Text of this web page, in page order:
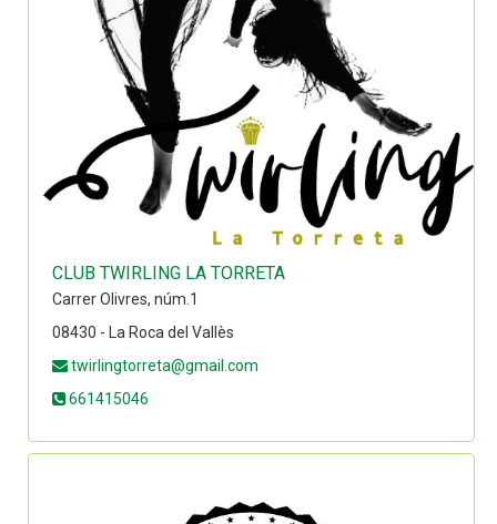
CLUB TWIRLING LA TORRETA
Carrer Olivres, núm.1
08430 - La Roca del Vallès
twirlingtorreta@gmail.com
661415046